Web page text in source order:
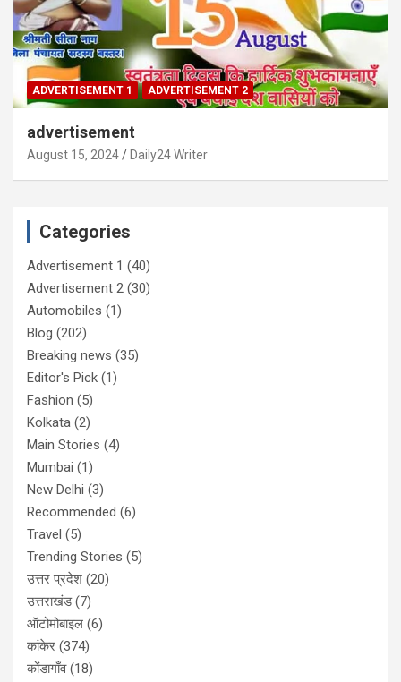
ADVERTISEMENT 1 ADVERTISEMENT 2
advertisement
August 15, 2024 Daily24 Writer
Categories
Advertisement 1 (40)
Advertisement 2 (30)
Automobiles (1)
Blog (202)
Breaking news (35)
Editor's Pick (1)
Fashion (5)
Kolkata (2)
Main Stories (4)
Mumbai (1)
New Delhi (3)
Recommended (6)
Travel (5)
Trending Stories (5)
उत्तर प्रदेश (20)
उत्तराखंड(7)
ऑटोमोबाइल (6)
कांकेर (374)
कोंडागाँव(18)